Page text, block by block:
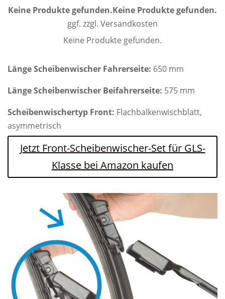
Keine Produkte gefunden.Keine Produkte gefunden.
ggf. zzgl. Versandkosten
Keine Produkte gefunden.
Länge Scheibenwischer Fahrerseite: 650 mm
Länge Scheibenwischer Beifahrerseite: 575 mm
Scheibenwischertyp Front: Flachbalkenwischblatt,
asymmetrisch
Jetzt Front-Scheibenwischer-Set für GLS-
Klasse bei Amazon kaufen